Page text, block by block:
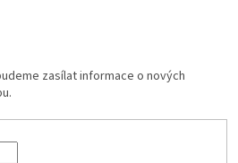
zasílat informace o nových